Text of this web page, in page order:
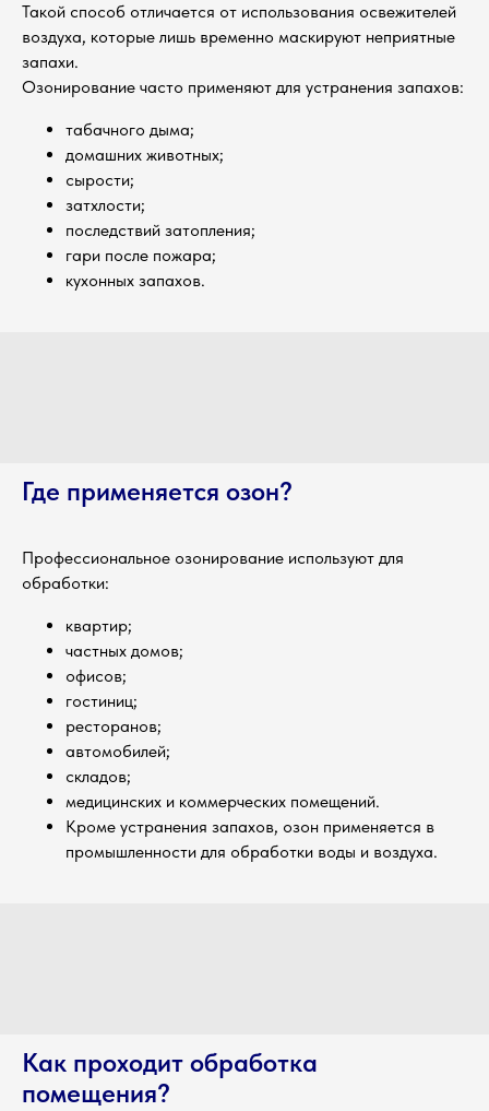
Такой способ отличается от использования освежителей
воздуха, которые лишь временно маскируют неприятные
запахи.
Озонирование часто применяют для устранения запахов:
табачного дыма;
домашних животных;
сырости;
затхлости;
последствий затопления;
гари после пожара;
кухонных запахов.
Где применяется озон?
Профессиональное озонирование используют для
обработки:
квартир;
частных домов;
офисов;
гостиниц;
ресторанов;
автомобилей;
складов;
медицинских и коммерческих помещений.
Кроме устранения запахов, озон применяется в
промышленности для обработки воды и воздуха.
Как проходит обработка
помещения?